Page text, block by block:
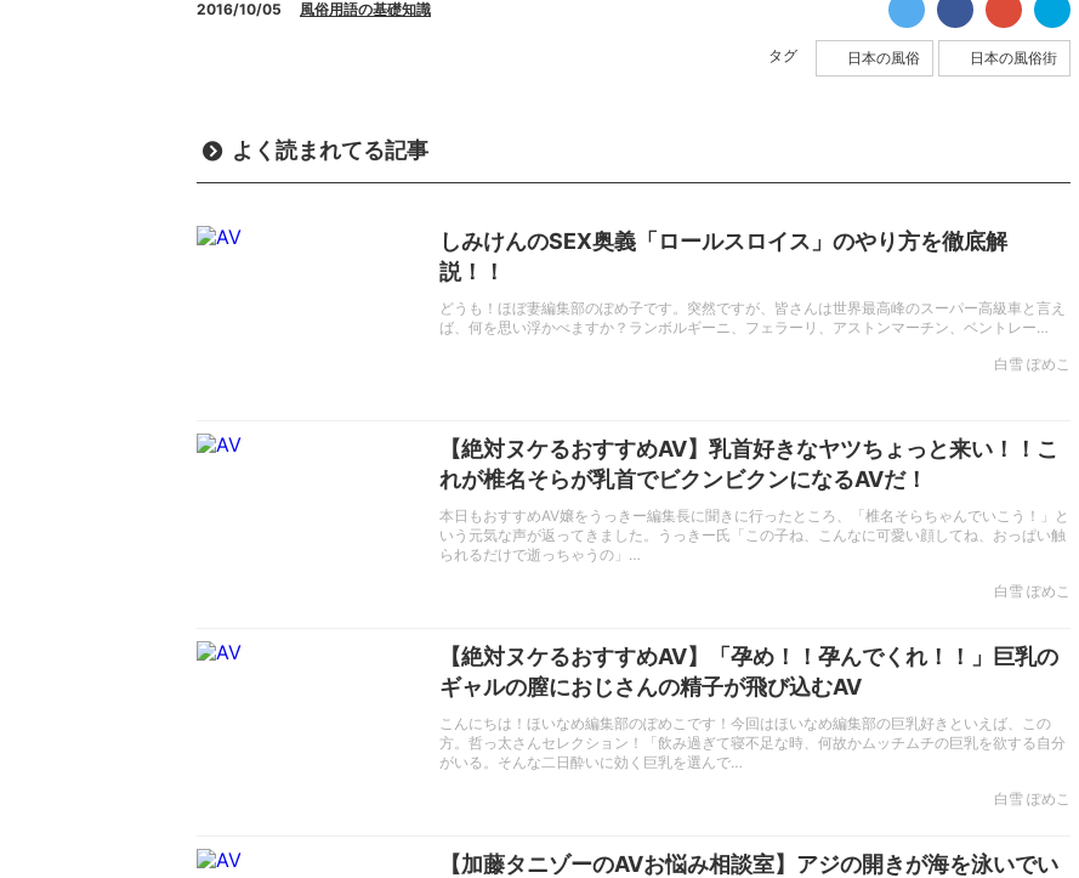
2016/10/05 風俗用語の基礎知識
タグ 日本の風俗 日本の風俗街
よく読まれてる記事
しみけんのSEX奥義「ロールスロイス」のやり方を徹底解
説！！
どうも！ほぼ妻編集部のぽめ子です。突然ですが、皆さんは世界最高峰のスーパー高級車と言え
ば、何を思い浮かべますか？ランボルギーニ、フェラーリ、アストンマーチン、ベントレー…
白雪 ぽめこ
【絶対ヌケるおすすめAV】乳首好きなヤツちょっと来い！！こ
れが椎名そらが乳首でビクンビクンになるAVだ！
本日もおすすめAV嬢をうっきー編集長に聞きに行ったところ、「椎名そらちゃんでいこう！」と
いう元気な声が返ってきました。うっきー氏「この子ね、こんなに可愛い顔してね、おっぱい触
られるだけで逝っちゃうの」…
白雪 ぽめこ
【絶対ヌケるおすすめAV】「孕め！！孕んでくれ！！」巨乳の
ギャルの膣におじさんの精子が飛び込むAV
こんにちは！ほいなめ編集部のぽめこです！今回はほいなめ編集部の巨乳好きといえば、この
方。哲っ太さんセレクション！「飲み過ぎて寝不足な時、何故かムッチムチの巨乳を欲する自分
がいる。そんな二日酔いに効く巨乳を選んで…
白雪 ぽめこ
【加藤タニゾーのAVお悩み相談室】アジの開きが海を泳いでい